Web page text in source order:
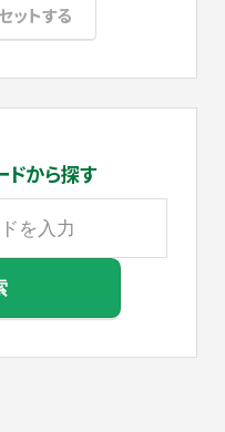
ットする
ドから探す